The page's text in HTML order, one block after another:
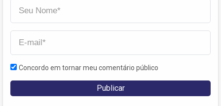
Concordo em tornar meu comentário público